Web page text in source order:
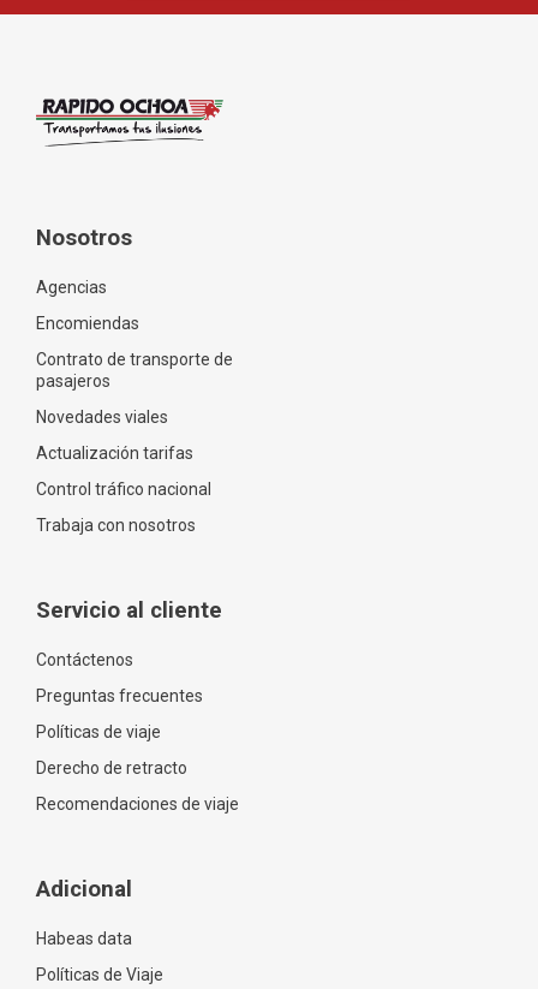
Nosotros
Agencias
Encomiendas
Contrato de transporte de
pasajeros
Novedades viales
Actualización tarifas
Control tráfico nacional
Trabaja con nosotros
Servicio al cliente
Contáctenos
Preguntas frecuentes
Políticas de viaje
Derecho de retracto
Recomendaciones de viaje
Adicional
Habeas data
Políticas de Viaje